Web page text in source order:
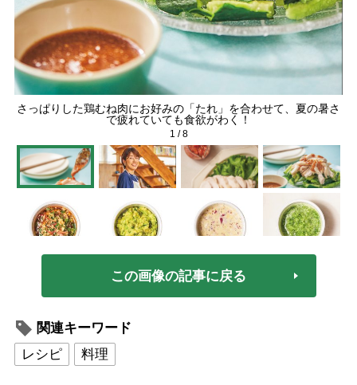
さっぱりした鶏むね肉にお好みの「たれ」を合わせて、夏の暑さ
で疲れていても食欲がわく！
1 /8
この画像の記事に戻る
関連キーワード
レシピ
料理